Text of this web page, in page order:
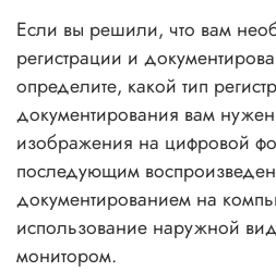
Если вы решили, что вам
регистрации и
определите, какой тип
документирования вам
изображения на цифровой
последующим
документированием на
использование наружной
монитором.